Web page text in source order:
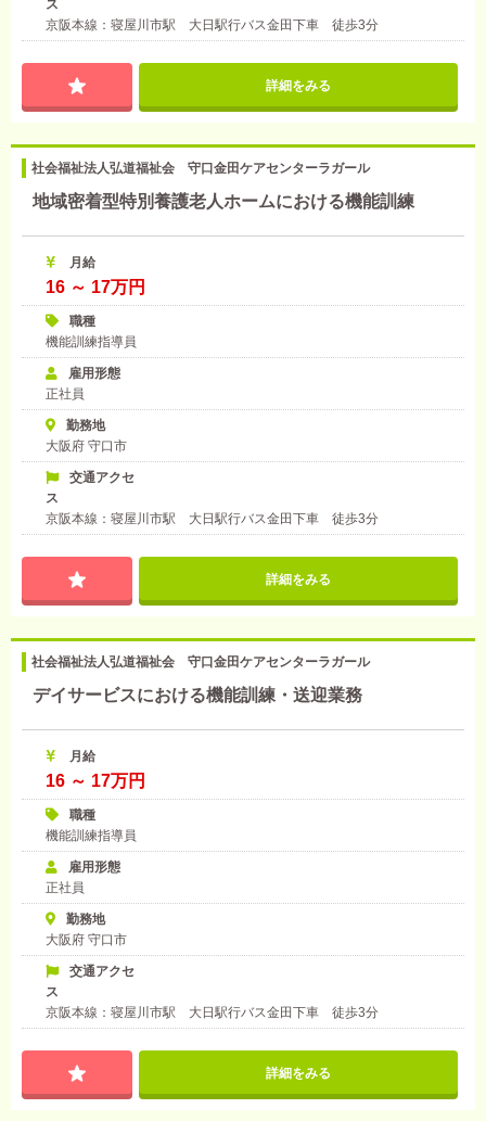
ス
京阪本線：寝屋川市駅 大日駅行バス金田下車 徒歩3分
詳細をみる
社会福祉法人弘道福祉会 守口金田ケアセンターラガール
地域密着型特別養護老人ホームにおける機能訓練
月給
16 ～ 17万円
職種
機能訓練指導員
雇用形態
正社員
勤務地
大阪府 守口市
交通アクセ
ス
京阪本線：寝屋川市駅 大日駅行バス金田下車 徒歩3分
詳細をみる
社会福祉法人弘道福祉会 守口金田ケアセンターラガール
デイサービスにおける機能訓練・送迎業務
月給
16 ～ 17万円
職種
機能訓練指導員
雇用形態
正社員
勤務地
大阪府 守口市
交通アクセ
ス
京阪本線：寝屋川市駅 大日駅行バス金田下車 徒歩3分
詳細をみる